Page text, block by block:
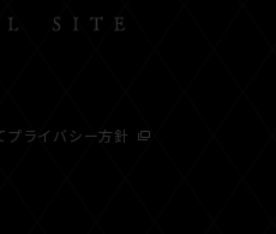
プライバシー方針